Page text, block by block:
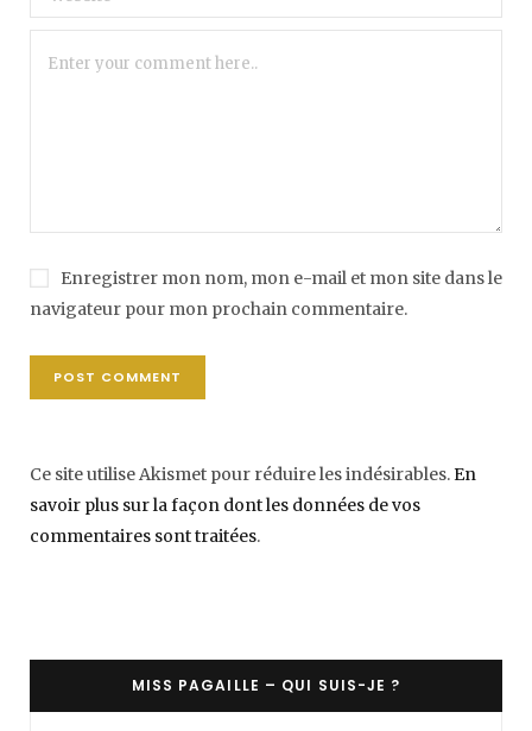
Enregistrer mon nom, mon e-mail et mon site dans le
navigateur pour mon prochain commentaire.
Ce site utilise Akismet pour réduire les indésirables.En
savoir plus sur la façon dont les données de vos
commentaires sont traitées.
MISS PAGAILLE – QUI SUIS-JE ?